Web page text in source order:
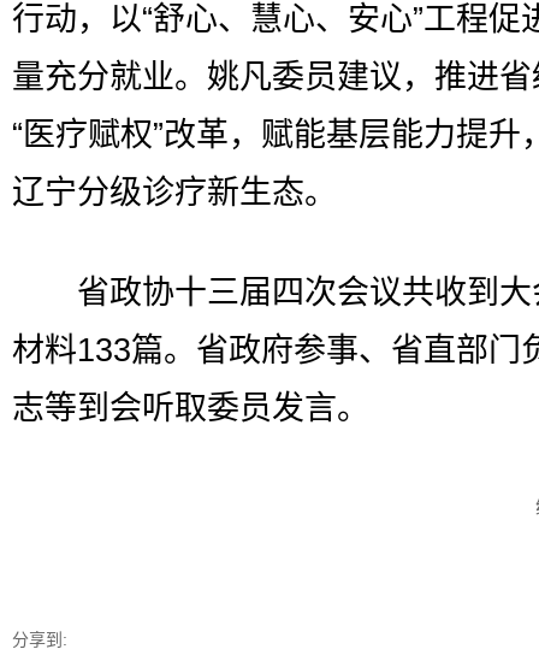
行动，以“舒心、慧心、安心”工程促
量充分就业。姚凡委员建议，推进
“医疗赋权”改革，赋能基层能力提升
辽宁分级诊疗新生态。
省政协十三届四次会议共收到大
材料133篇。省政府参事、省直部门
志等到会听取委员发言。
分享到: